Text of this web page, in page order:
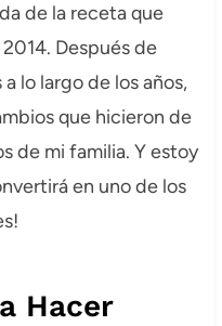
de la receta que
Después de
lo largo de los años,
que hicieron de
de mi familia. Y estoy
en uno de los
Hacer